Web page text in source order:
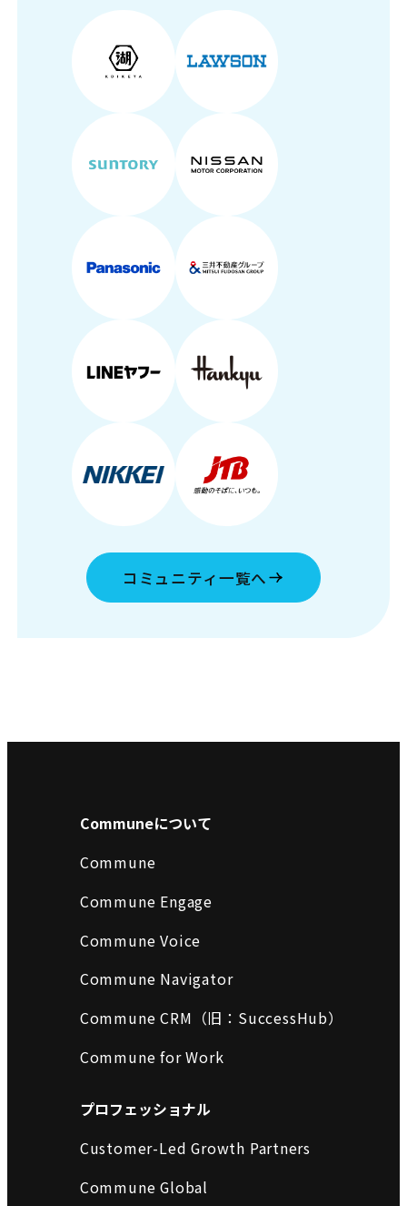
コミュニティ一覧へ
Communeについて
Commune
Commune Engage
Commune Voice
Commune Navigator
Commune CRM（旧：SuccessHub）
Commune for Work
プロフェッショナル
Customer-Led Growth Partners
Commune Global